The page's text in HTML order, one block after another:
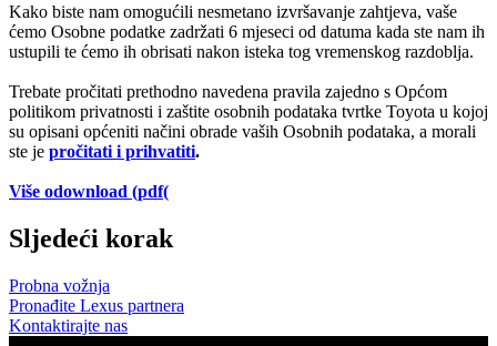
Kako biste nam omogućili nesmetano izvršavanje zahtjeva, vaše
ćemo Osobne podatke zadržati 6 mjeseci od datuma kada ste nam ih
ustupili te ćemo ih obrisati nakon isteka tog vremenskog razdoblja.
Trebate pročitati prethodno navedena pravila zajedno s Općom
politikom privatnosti i zaštite osobnih podataka tvrtke Toyota u kojoj
su opisani općeniti načini obrade vaših Osobnih podataka, a morali
ste je pročitati i prihvatiti.
Više odownload (pdf(
Sljedeći korak
Probna vožnja
Pronađite Lexus partnera
Kontaktirajte nas